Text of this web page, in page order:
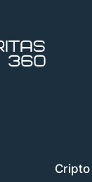
Cripto